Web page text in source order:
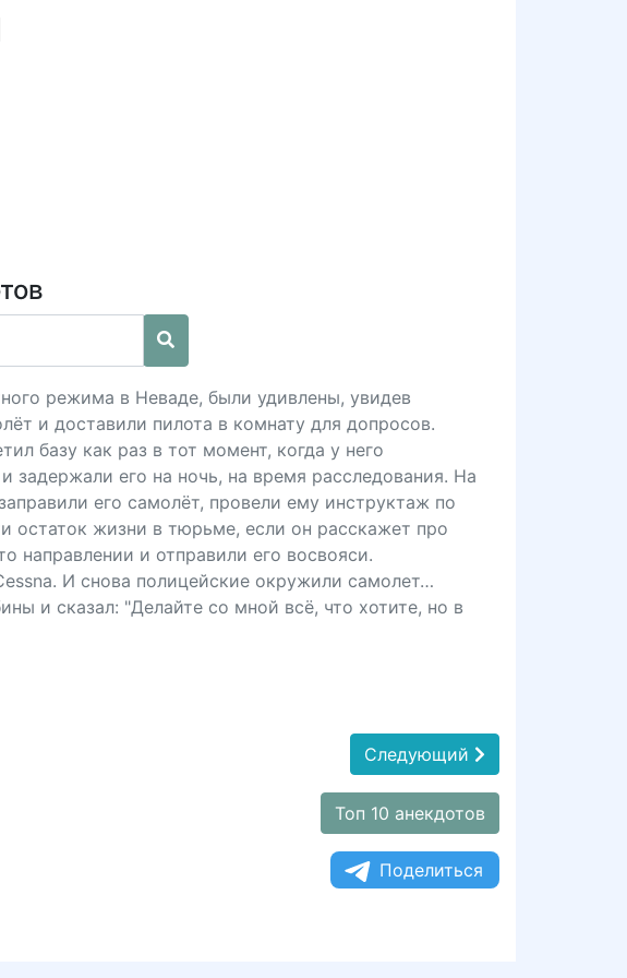
режима в Неваде, были удивлены, увидев
и доставили пилота в комнату для допросов.
базу как раз в тот момент, когда у него
его на ночь, на время расследования. На
его самолёт, провели ему инструктаж по
остаток жизни в тюрьме, если он расскажет про
направлении и отправили его восвояси.
И снова полицейские окружили самолет…
и сказал: "Делайте со мной всё, что хотите, но в
Следующий
Топ 10 анекдотов
Поделиться